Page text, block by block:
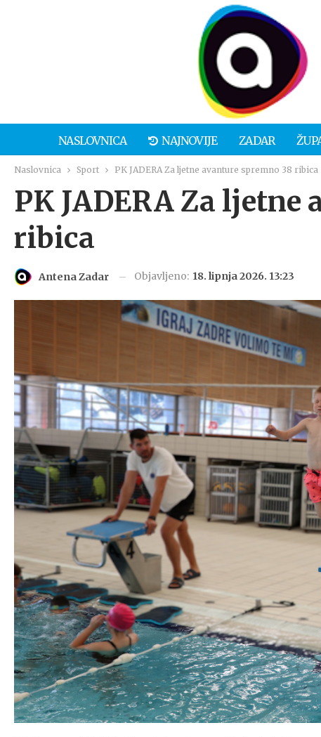
NASLOVNICA NAJNOVIJE ZADAR
Naslovnica Sport PK JADERA Za ljetne avanture spremno 38 ribica
PK JADERA Za ljetne
ribica
Antena Zadar Objavljeno: 18. lipnja 2026. 13:23